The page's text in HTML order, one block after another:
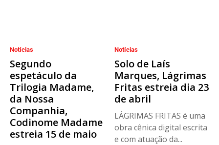
Notícias
Segundo
espetáculo da
Trilogia Madame,
da Nossa
Companhia,
Codinome Madame
estreia 15 de maio
Notícias
Solo de Laís
Marques, Lágrimas
Fritas estreia dia 23
de abril
LÁGRIMAS FRITAS é uma
obra cênica digital escrita
e com atuação da...